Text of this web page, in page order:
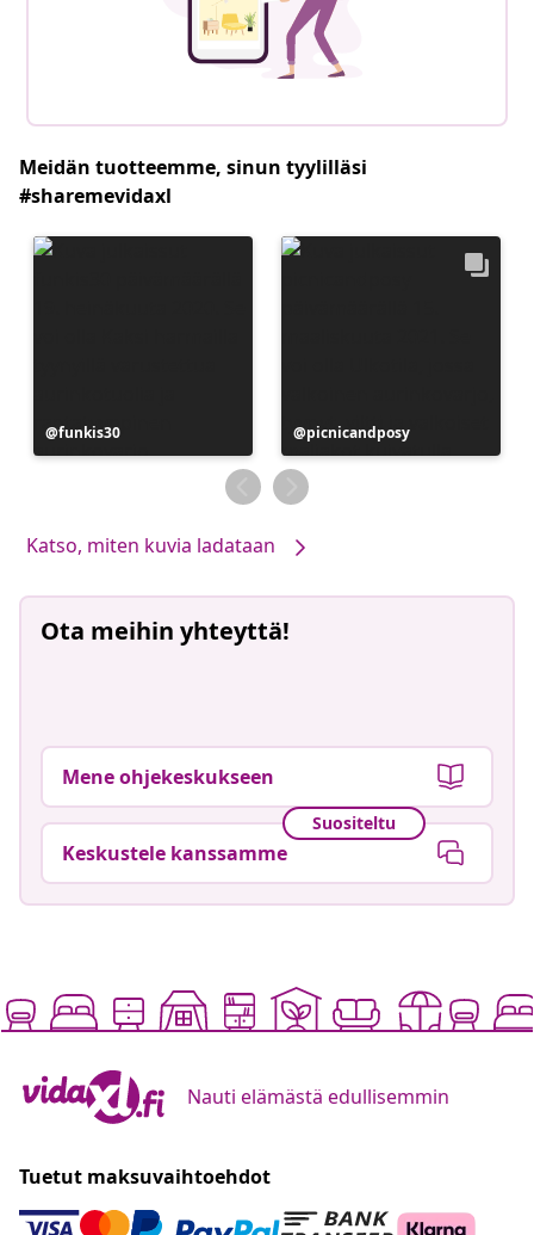
Meidän tuotteemme, sinun tyylilläsi
#sharemevidaxl
Julkaissut
funkis30 Julkaissut
picnicandposy
Katso, miten kuvia ladataan
Ota meihin yhteyttä!
Mene ohjekeskukseen
Suositeltu
Keskustele kanssamme
Nauti elämästä edullisemmin
Tuetut maksuvaihtoehdot